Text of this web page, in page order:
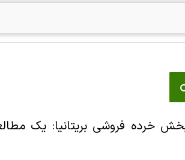
خرده فروشی بریتانیا: یک